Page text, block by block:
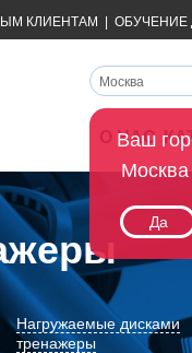
КЛИЕНТАМ ОБУЧЕНИЕ
Ваш
Москва
Да
Москва
О НАС
Нагружаемые дисками
тренажеры